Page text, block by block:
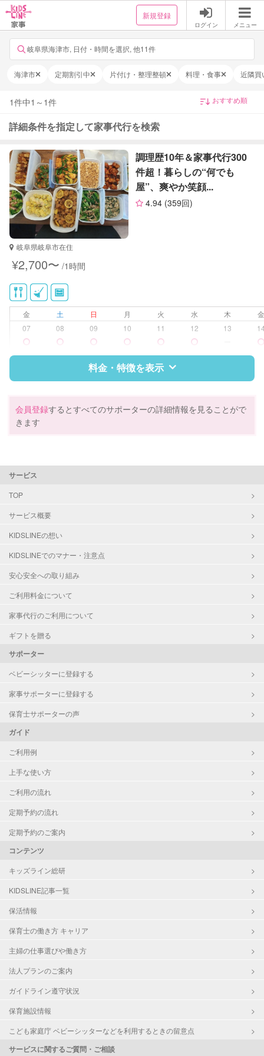
新規登録
ログイン メニュー
岐阜県海津市, 日付・時間を選択, 他11件
海津市 定期割引中 片付け・整理整頓 料理・食事 近隣買
1件中1 ～ 1件
詳細条件を指定して家事代行を検索
調理歴10年＆家事代行300
件超！暮らしの“何でも
屋”、爽やか笑顔...
4.94 (359回)
岐阜県岐阜市在住
¥2,700〜 /1時間
金 土 日 月 火 水 木
07
08 09 10 11 12 13
料金・特徴を表示
資格 調理師
対応可能/特徴
会員登録するとすべてのサポーターの詳細情報を見ることがで
きます
サービス
TOP
サービス概要
KIDSLINEの想い
KIDSLINEでのマナー・注意点
安心安全への取り組み
ご利用料金について
家事代行のご利用について
ギフトを贈る
サポーター
ベビーシッターに登録する
家事サポーターに登録する
保育士サポーターの声
ガイド
ご利用例
上手な使い方
ご利用の流れ
定期予約の流れ
定期予約のご案内
コンテンツ
キッズライン総研
KIDSLINE記事一覧
保活情報
保育士の働き方 キャリア
主婦の仕事選びや働き方
法人プランのご案内
ガイドライン遵守状況
保育施設情報
こども家庭庁 ベビーシッターなどを利用するときの留意点
サービスに関するご質問・ご相談